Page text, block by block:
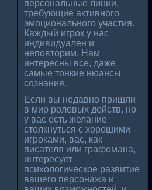
персональные линии,
требующие активного
эмоционального участия.
Каждый игрок у нас
индивидуален и
неповторим. Нам
интересны все, даже
самые тонкие нюансы
сознания.
Если вы недавно пришли
в мир ролевых действ, но
у вас есть желание
столкнуться с хорошими
игроками, вас, как
писателя или графомана,
интересует
психологическое развитие
вашего персонажа и